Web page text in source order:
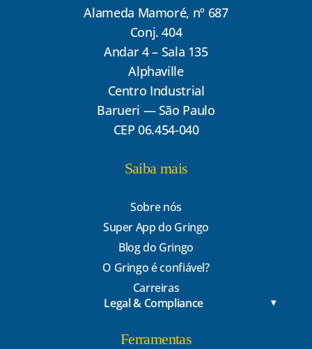
Alameda Mamoré, nº 687
Conj. 404
Andar 4 – Sala 135
Alphaville
Centro Industrial
Barueri — São Paulo
CEP 06.454-040
Saiba mais
Sobre nós
Super App do Gringo
Blog do Gringo
O Gringo é confiável?
Carreiras
Legal & Compliance
Ferramentas